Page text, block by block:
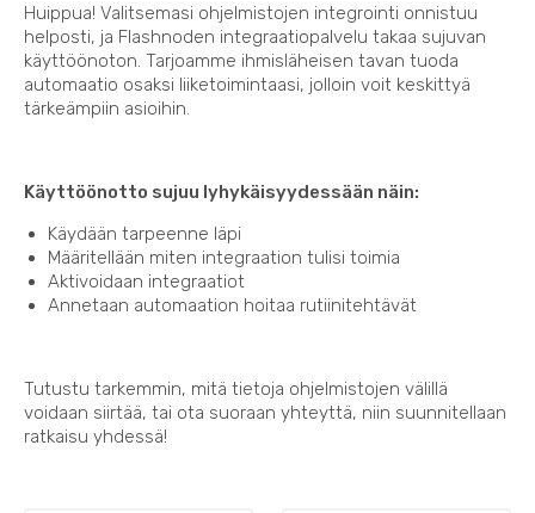
Huippua! Valitsemasi ohjelmistojen integrointi onnistuu
helposti, ja Flashnoden integraatiopalvelu takaa sujuvan
käyttöönoton. Tarjoamme ihmisläheisen tavan tuoda
automaatio osaksi liiketoimintaasi, jolloin voit keskittyä
tärkeämpiin asioihin.
Käyttöönotto sujuu lyhykäisyydessään näin:
Käydään tarpeenne läpi
Määritellään miten integraation tulisi toimia
Aktivoidaan integraatiot
Annetaan automaation hoitaa rutiinitehtävät
Tutustu tarkemmin, mitä tietoja ohjelmistojen välillä
voidaan siirtää, tai ota suoraan yhteyttä, niin suunnitellaan
ratkaisu yhdessä!